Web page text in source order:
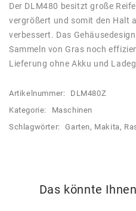
Der DLM480 besitzt große
vergrößert und somit den Halt
verbessert. Das
Sammeln von Gras noch
Lieferung ohne Akku und
Artikelnummer:
DLM480Z
Kategorie:
Maschinen
Schlagwörter:
Garten, Makita ,
Das könnte